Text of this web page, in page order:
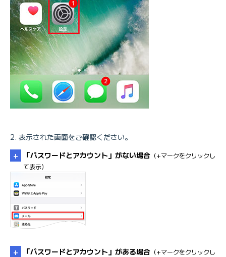
表示された画面をご確認ください。
「パスワードとアカウント」がない場合 （+マークをクリックし
て表示）
「パスワードとアカウント」がある場合 （+マークをクリックし